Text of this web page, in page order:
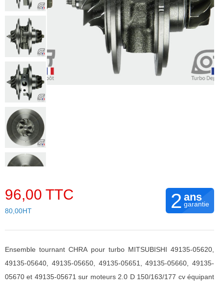
96,00 TTC
80,00HT 2 ans
garantie
Ensemble tournant CHRA pour turbo MITSUBISHI 49135-05620,
49135-05640, 49135-05650, 49135-05651, 49135-05660, 49135-
05670 et 49135-05671 sur moteurs 2.0 D 150/163/177 cv équipant